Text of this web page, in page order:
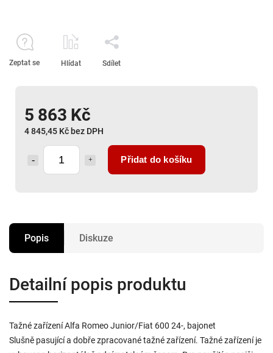
5 863 Kč
4 845,45 Kč bez DPH
Přidat do košíku
Zeptat se Hlídat Sdílet
Popis Diskuze
Detailní popis produktu
Tažné zařízení Alfa Romeo Junior/Fiat 600 24-, bajonet
Slušně pasující a dobře zpracované tažné zařízení. Tažné zařízení je